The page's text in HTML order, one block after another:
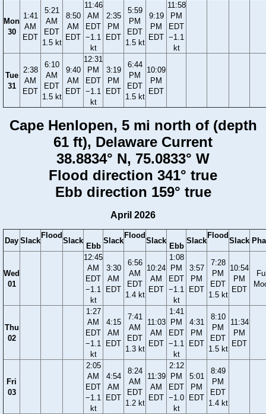
Mon
30
1:41
AM
EDT
5:21
AM
EDT
1.5 kt
8:50
AM
EDT
11:46
AM
EDT
−1.1
kt
2:35
PM
EDT
5:59
PM
EDT
1.5 kt
9:19
PM
EDT
11:58
PM
EDT
−1.1
kt
Tue
31
2:38
AM
EDT
6:10
AM
EDT
1.5 kt
9:40
AM
EDT
12:31
PM
EDT
−1.1
kt
3:19
PM
EDT
6:44
PM
EDT
1.5 kt
10:09
PM
EDT
Cape Henlopen, 5 mi north of (depth
61 ft), Delaware Current
38.8834° N, 75.0833° W
Flood direction 341° true
Ebb direction 159° true
April 2026
Day Slack
Flood
Slack
Ebb
Slack
Flood
Slack
Ebb
Slack
Flood
Slack
Wed
01
12:45
AM
EDT
−1.1
kt
3:30
AM
EDT
6:56
AM
EDT
1.4 kt
10:24
AM
EDT
1:08
PM
EDT
−1.1
kt
3:57
PM
EDT
7:28
PM
EDT
1.5 kt
10:54
PM
EDT
Thu
02
1:27
AM
EDT
−1.1
kt
4:15
AM
EDT
7:41
AM
EDT
1.3 kt
11:03
AM
EDT
1:41
PM
EDT
−1.1
kt
4:31
PM
EDT
8:10
PM
EDT
1.5 kt
11:34
PM
EDT
Fri
03
2:05
AM
EDT
−1.1
kt
4:54
AM
EDT
8:24
AM
EDT
1.2 kt
11:39
AM
EDT
2:12
PM
EDT
−1.0
kt
5:01
PM
EDT
8:49
PM
EDT
1.4 kt